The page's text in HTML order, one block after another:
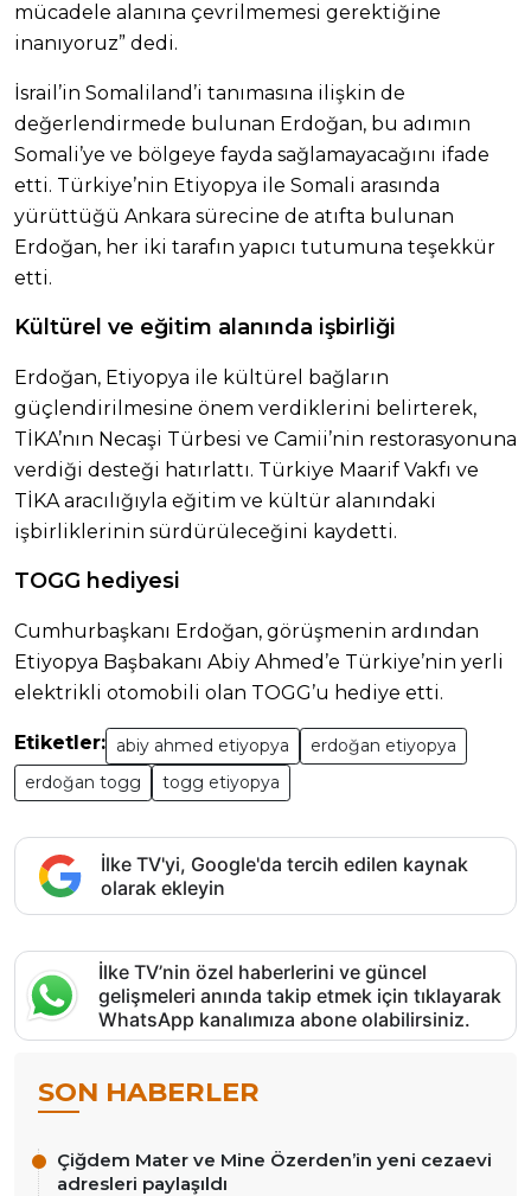
mücadele alanına çevrilmemesi gerektiğine
inanıyoruz” dedi.
İsrail’in Somaliland’i tanımasına ilişkin de
değerlendirmede bulunan Erdoğan, bu adımın
Somali’ye ve bölgeye fayda sağlamayacağını ifade
etti. Türkiye’nin Etiyopya ile Somali arasında
yürüttüğü Ankara sürecine de atıfta bulunan
Erdoğan, her iki tarafın yapıcı tutumuna teşekkür
etti.
Kültürel ve eğitim alanında işbirliği
Erdoğan, Etiyopya ile kültürel bağların
güçlendirilmesine önem verdiklerini belirterek,
TİKA’nın Necaşi Türbesi ve Camii’nin restorasyonuna
verdiği desteği hatırlattı. Türkiye Maarif Vakfı ve
TİKA aracılığıyla eğitim ve kültür alanındaki
işbirliklerinin sürdürüleceğini kaydetti.
TOGG hediyesi
Cumhurbaşkanı Erdoğan, görüşmenin ardından
Etiyopya Başbakanı Abiy Ahmed’e Türkiye’nin yerli
elektrikli otomobili olan TOGG’u hediye etti.
Etiketler: abiy ahmed etiyopya
erdoğan etiyopya
erdoğan togg
togg etiyopya
İlke TV'yi, Google'da tercih edilen kaynak
olarak ekleyin
İlke TV’nin özel haberlerini ve güncel
gelişmeleri anında takip etmek için tıklayarak
WhatsApp kanalımıza abone olabilirsiniz.
SON HABERLER
Çiğdem Mater ve Mine Özerden’in yeni cezaevi
adresleri paylaşıldı